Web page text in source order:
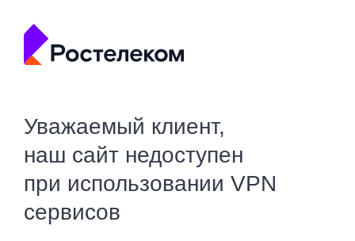
Уважаемый клиент,
наш сайт недоступен
при использовании VPN
сервисов